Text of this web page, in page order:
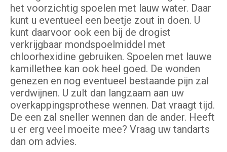
het voorzichtig spoelen met lauw water. Daar
kunt u eventueel een beetje zout in doen. U
kunt daarvoor ook een bij de drogist
verkrijgbaar mondspoelmiddel met
chloorhexidine gebruiken. Spoelen met lauwe
kamillethee kan ook heel goed. De wonden
genezen en nog eventueel bestaande pijn zal
verdwijnen. U zult dan langzaam aan uw
overkappingsprothese wennen. Dat vraagt tijd.
De een zal sneller wennen dan de ander. Heeft
u er erg veel moeite mee? Vraag uw tandarts
dan om advies.